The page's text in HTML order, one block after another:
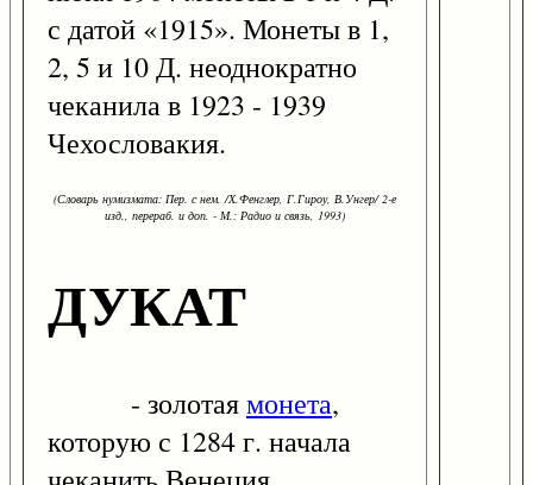
с датой «1915». Монеты в 1,
2, 5 и 10 Д. неоднократно
чеканила в 1923 - 1939
Чехословакия.
(Словарь нумизмата: Пер. с нем. /Х.Фенглер, Г.Гироу, В.Унгер/ 2-е
изд., перераб. и доп. - М.: Радио и связь, 1993)
ДУКАТ
- золотаямонета,
которую с 1284 г. начала